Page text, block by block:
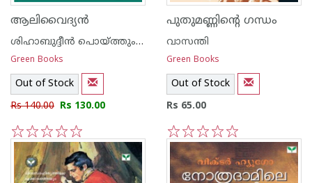
ആലിവൈദ്യ‌ന്‍
ശിഹാബുദ്ദീന്‍ പൊയ്ത്തുംകടവ്
Green Books
Out of Stock
Rs 140.00 Rs 130.00
5
4
3
2
1
പുതുമണ്ണിന്റെ ഗന്ധം
വാസന്തി
Green Books
Out of Stock
Rs 65.00
5
4
3
2
1